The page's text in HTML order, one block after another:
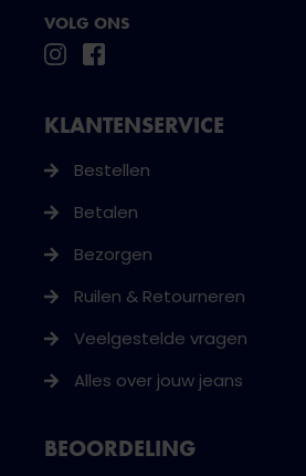
VOLG ONS
KLANTENSERVICE
Bestellen
Betalen
Bezorgen
Ruilen & Retourneren
Veelgestelde vragen
Alles over jouw jeans
BEOORDELING